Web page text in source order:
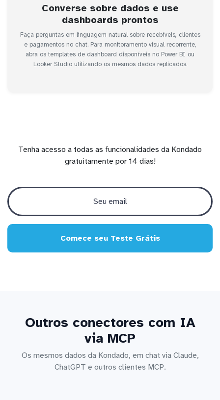
Converse sobre dados e use
dashboards prontos
Faça perguntas em linguagem natural sobre recebíveis, clientes
e pagamentos no chat. Para monitoramento visual recorrente,
abra os templates de dashboard disponíveis no Power BI ou
Looker Studio utilizando os mesmos dados replicados.
Tenha acesso a todas as funcionalidades da Kondado
gratuitamente por 14 dias!
Comece seu Teste Grátis
Outros conectores com IA
via MCP
Os mesmos dados da Kondado, em chat via Claude,
ChatGPT e outros clientes MCP.